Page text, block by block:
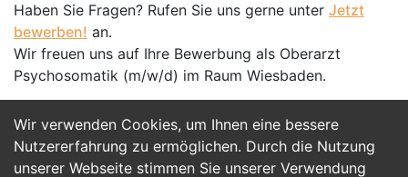
Wir verwenden Cookies, um Ihnen eine bessere
Nutzererfahrung zu ermöglichen. Durch die Nutzung
unserer Webseite stimmen Sie unserer Verwendung
Haben Sie Fragen? Rufen Sie uns gerne unter Jetzt
bewerben! an.
Wir freuen uns auf Ihre Bewerbung als Oberarzt
Psychosomatik (m/w/d) im Raum Wiesbaden.
Jetzt Bewerben